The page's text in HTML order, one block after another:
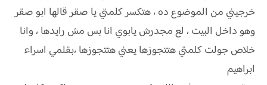
خرجيني من الموضوع ده ، هتكسر كلمتي يا صقر قالها ابو صقر
وهو داخل البيت ، لع مجدرش يابوي انا بس مش رايدها ، وانا
خلاص جولت كلمتي هتتجوزها يعني هتتجوزها ،بقلمي اسراء
ابراهيم